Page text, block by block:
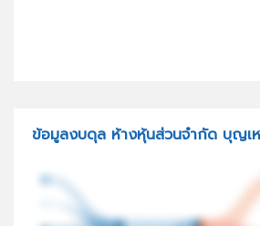
ข้อมูลงบดุล ห้างหุ้นส่วนจำกัด บุญเ